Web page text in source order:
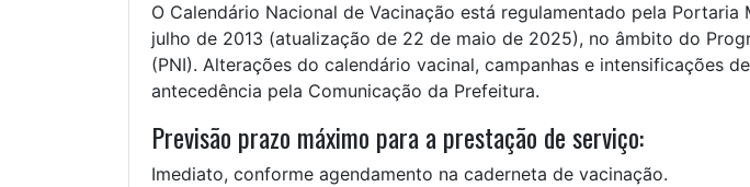
O Calendário Nacional de Vacinação está regulamentado pela Portaria
julho de 2013 (atualização de 22 de maio de 2025), no âmbito do
(PNI). Alterações do calendário vacinal, campanhas e intensificações
antecedência pela Comunicação da Prefeitura.
Previsão prazo máximo para a prestação de serviço:
Imediato, conforme agendamento na caderneta de vacinação.